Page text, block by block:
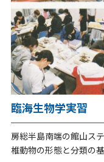
臨海生物学実習
房総半島南端の館山ス
椎動物の形態と分類の